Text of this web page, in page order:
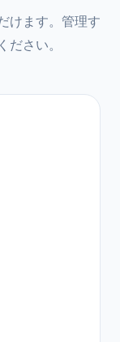
けます。管理す
さい。